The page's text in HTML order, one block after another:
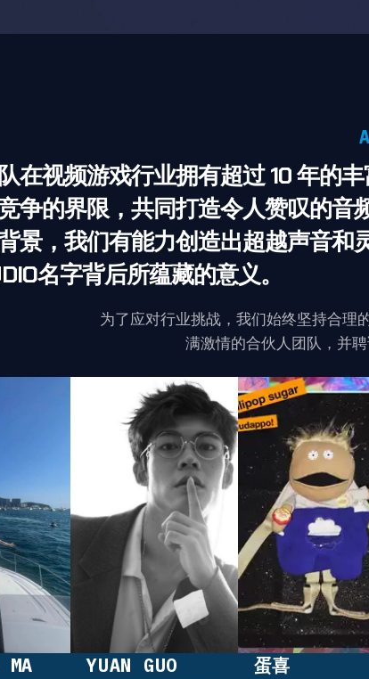
在视频游戏行业拥有超过 10 年的
争的界限，共同打造令人赞叹的
景，我们有能力创造出超越声音
名字背后所蕴藏的意义。
为了应对行业挑战，我们始终坚持合理
满激情的合伙人团队，并
YUAN GUO 蛋喜